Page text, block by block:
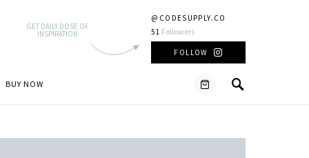
GET DAILY DOSE OF
INSPIRATION
@CODESUPPLY.CO
51 Followers
FOLLOW
BUY NOW